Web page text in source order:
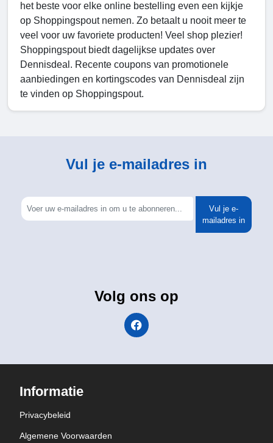
het beste voor elke online bestelling even een kijkje
op Shoppingspout nemen. Zo betaalt u nooit meer te
veel voor uw favoriete producten! Veel shop plezier!
Shoppingspout biedt dagelijkse updates over
Dennisdeal. Recente coupons van promotionele
aanbiedingen en kortingscodes van Dennisdeal zijn
te vinden op Shoppingspout.
Vul je e-mailadres in
Vul je e-
mailadres in
Volg ons op
Informatie
Privacybeleid
Algemene Voorwaarden